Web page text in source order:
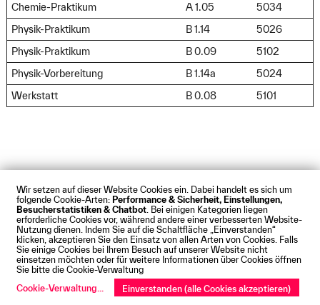
Wir setzen auf dieser Website Cookies ein. Dabei handelt es sich um
folgende Cookie-Arten: Performance & Sicherheit, Einstellungen,
Besucherstatistiken & Chatbot . Bei einigen Kategorien liegen
erforderliche Cookies vor, während andere einer verbesserten Website-
Nutzung dienen. Indem Sie auf die Schaltfläche „Einverstanden“
klicken, akzeptieren Sie den Einsatz von allen Arten von Cookies. Falls
Sie einige Cookies bei Ihrem Besuch auf unserer Website nicht
einsetzen möchten oder für weitere Informationen über Cookies öffnen
Sie bitte die Cookie-Verwaltung
Cookie-Verwaltung
Einverstanden (alle Cookies akzeptieren)
Chemie-Praktikum A 1.05
5034
Physik-Praktikum
B 1.14
5026
Physik-Praktikum
B 0.09
5102
Physik-Vorbereitung
B 1.14a
5024
Werkstatt
B 0.08 5101
Impressum Datenschutz Cookies
Barrierefreiheit
Kontakt Presse Anfahrt Intranet Webmail
© Technische Hochschule Augsburg